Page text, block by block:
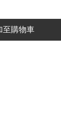
至購物車